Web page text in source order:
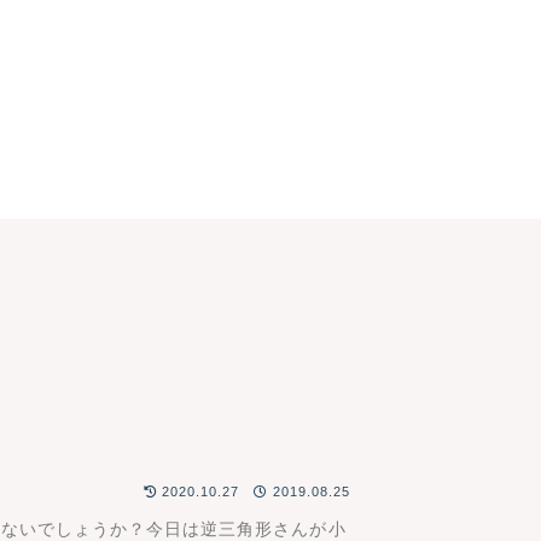
2020.10.27 2019.08.25
いでしょうか？今日は逆三角形さんが小